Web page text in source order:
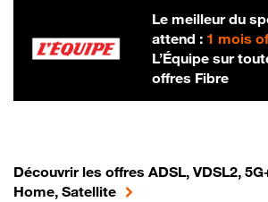
Le meilleur du
attend : 1 mois
L’Équipe sur
offres Fibre
Découvrir les offres ADSL, VDSL2,
Home, Satellite